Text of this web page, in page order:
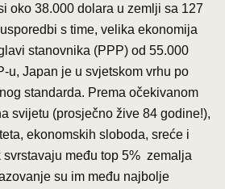
oko 38.000 dolara u zemlji sa 127
s time, velika ekonomija
stanovnika (PPP) od 55.000
u, Japan je u svjetskom vrhu po
standarda. Prema očekivanom
svijetu (prosječno žive 84 godine!),
ekonomskih sloboda, sreće i
svrstavaju među top 5% zemalja
su im među najbolje